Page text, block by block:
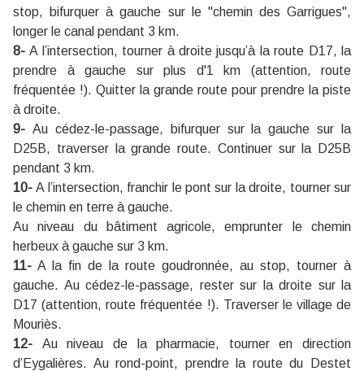
stop, bifurquer à gauche sur le "chemin des Garrigues",
longer le canal pendant 3 km.
8-A l’intersection, tourner à droite jusqu’à la route D17, la
prendre à gauche sur plus d'1 km (attention, route
fréquentée !). Quitter la grande route pour prendre la piste
à droite.
9- Au cédez-le-passage, bifurquer sur la gauche sur la
D25B, traverser la grande route. Continuer sur la D25B
pendant 3 km.
10-A l’intersection, franchir le pont sur la droite, tourner sur
le chemin en terre à gauche.
Au niveau du bâtiment agricole, emprunter le chemin
herbeux à gauche sur 3 km.
11- A la fin de la route goudronnée, au stop, tourner à
gauche. Au cédez-le-passage, rester sur la droite sur la
D17 (attention, route fréquentée !). Traverser le village de
Mouriès.
12- Au niveau de la pharmacie, tourner en direction
d’Eygalières. Au rond-point, prendre la route du Destet